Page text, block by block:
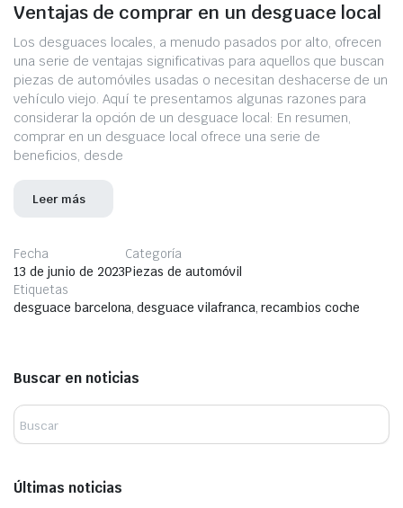
Ventajas de comprar en un desguace local
Los desguaces locales, a menudo pasados por alto, ofrecen
una serie de ventajas significativas para aquellos que buscan
piezas de automóviles usadas o necesitan deshacerse de un
vehículo viejo. Aquí te presentamos algunas razones para
considerar la opción de un desguace local: En resumen,
comprar en un desguace local ofrece una serie de
beneficios, desde
Leer más
Fecha
13 de junio de 2023
Categoría
Piezas de automóvil
Etiquetas
desguace barcelona, desguace vilafranca, recambios coche
Buscar en noticias
Últimas noticias